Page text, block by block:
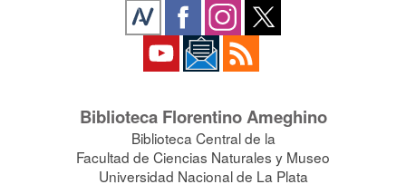
Biblioteca Florentino Ameghino
Biblioteca Central de la
Facultad de Ciencias Naturales y Museo
Universidad Nacional de La Plata